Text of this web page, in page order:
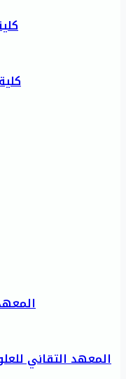
المعهد التقاني